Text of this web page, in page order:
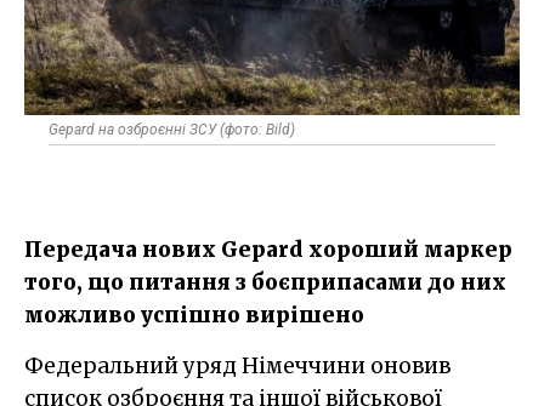
Gepard на озброєнні ЗСУ (фото: Bild)
Передача нових Gepard хороший маркер
того, що питання з боєприпасами до них
можливо успішно вирішено
Федеральний уряд Німеччини оновив
список озброєння та іншої військової